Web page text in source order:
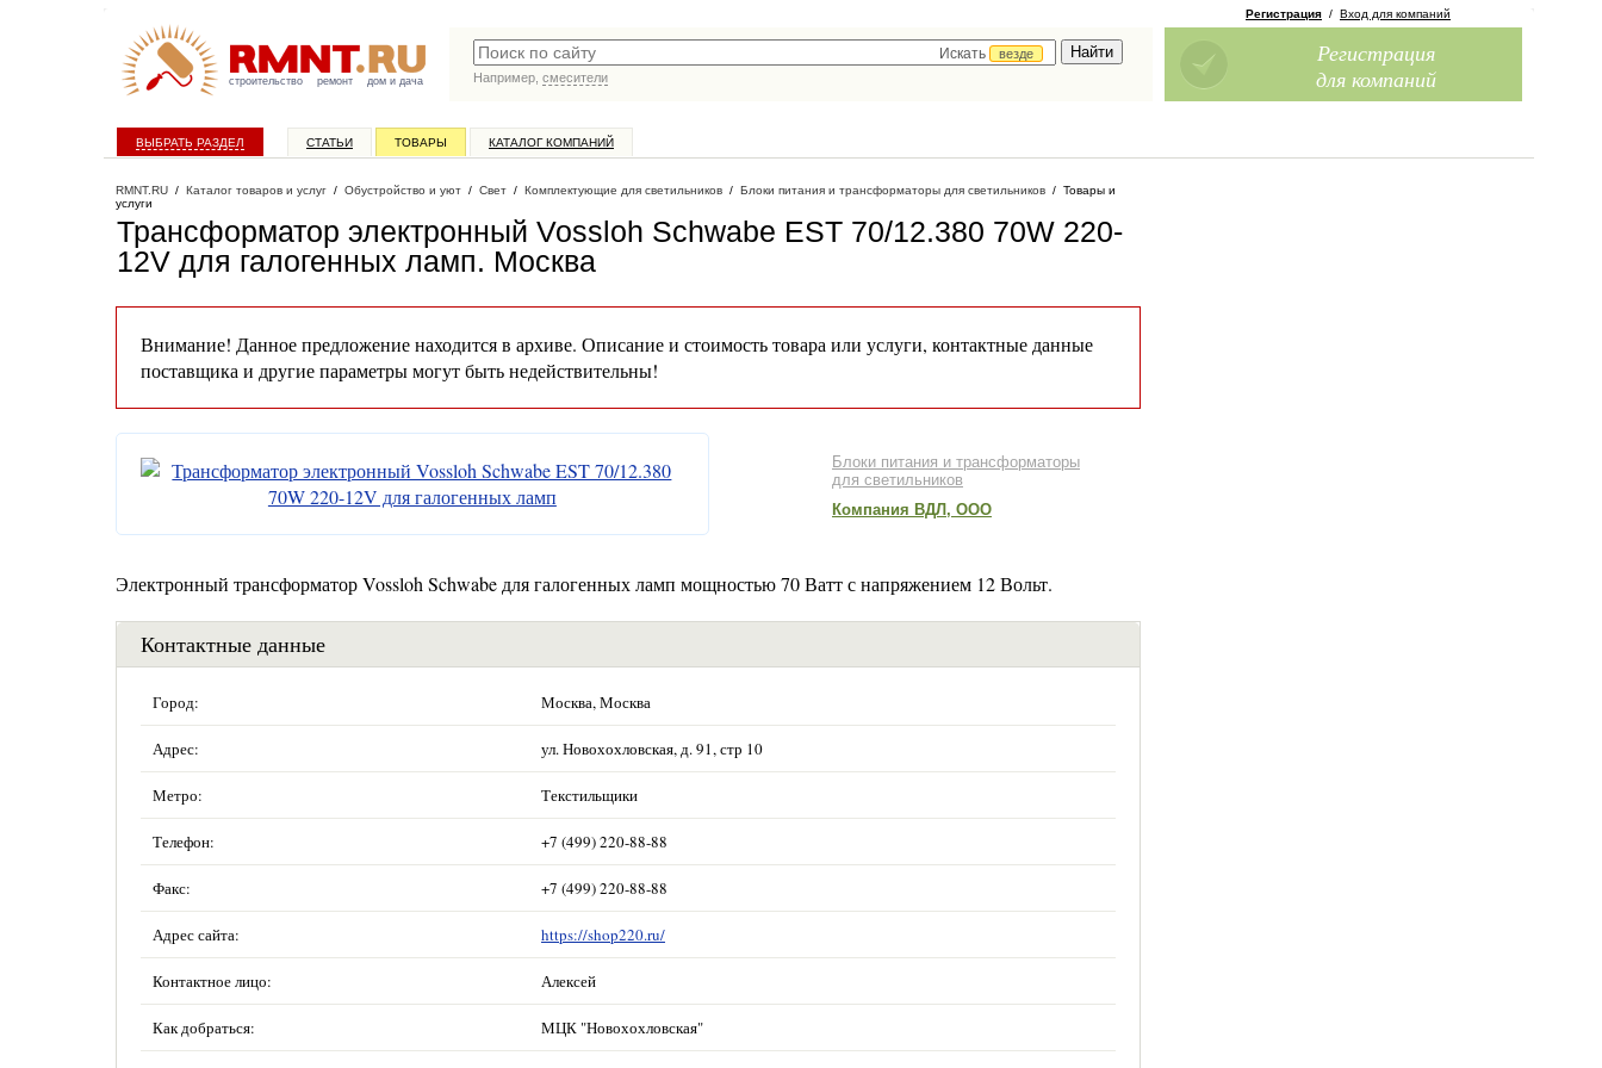
строительство ремонт дом и дача
Искать
везде
Например, смесители
Регистрация / Вход для компаний
Регистрация
для компаний
ВЫБРАТЬ РАЗДЕЛ СТАТЬИ ТОВАРЫ КАТАЛОГ КОМПАНИЙ
RMNT.RU / Каталог товаров и услуг / Обустройство и уют / Свет / Комплектующие для светильников / Блоки питания и трансформаторы для светильников / Товары и
услуги
Трансформатор электронный Vossloh Schwabe EST 70/12.380 70W 220-
12V для галогенных ламп. Москва
Внимание! Данное предложение находится в архиве. Описание и стоимость товара или услуги, контактные данные
поставщика и другие параметры могут быть недействительны!
Блоки питания и трансформаторы
для светильников
Компания ВДЛ, ООО
Электронный трансформатор Vossloh Schwabe для галогенных ламп мощностью 70 Ватт с напряжением 12 Вольт.
Контактные данные
Город: Москва, Москва
Адрес: ул. Новохохловская, д. 91, стр 10
Метро: Текстильщики
Телефон: +7 (499) 220-88-88
Факс: +7 (499) 220-88-88
Адрес сайта: https://shop220.ru/
Контактное лицо: Алексей
Как добраться: МЦК "Новохохловская"